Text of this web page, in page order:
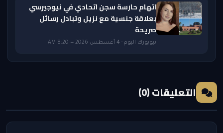
اتهام حارسة سجن اتحادي في نيوجيرسي
بعلاقة جنسية مع نزيل وتبادل رسائل
صريحة
نيويورك اليوم · 4 أغسطس 2026 — 8:20 AM
التعليقات (0)